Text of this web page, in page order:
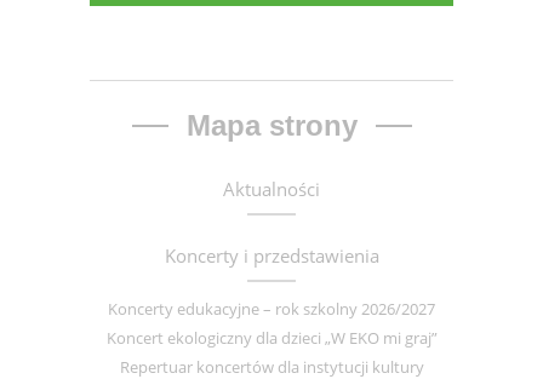
Mapa strony
Aktualności
Koncerty i przedstawienia
Koncerty edukacyjne – rok szkolny 2026/2027
Koncert ekologiczny dla dzieci „W EKO mi graj”
Repertuar koncertów dla instytucji kultury